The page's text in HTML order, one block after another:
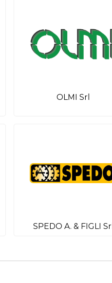
OLMI Srl
SPEDO A. & FIGLI Srl